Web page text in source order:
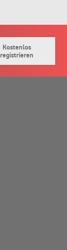
Kostenlos
registrieren